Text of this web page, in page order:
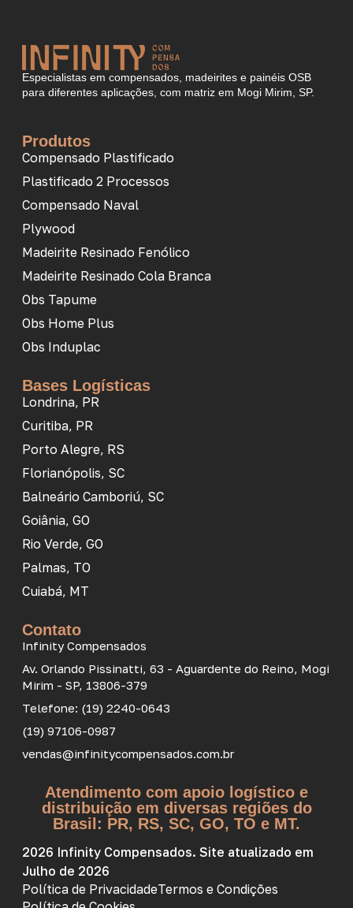
Especialistas em compensados, madeirites e painéis OSB
para diferentes aplicações, com matriz em Mogi Mirim, SP.
Produtos
Compensado Plastificado
Plastificado 2 Processos
Compensado Naval
Plywood
Madeirite Resinado Fenólico
Madeirite Resinado Cola Branca
Obs Tapume
Obs Home Plus
Obs Induplac
Bases Logísticas
Londrina, PR
Curitiba, PR
Porto Alegre, RS
Florianópolis, SC
Balneário Camboriú, SC
Goiânia, GO
Rio Verde, GO
Palmas, TO
Cuiabá, MT
Contato
Infinity Compensados
Av. Orlando Pissinatti, 63 - Aguardente do Reino, Mogi
Mirim - SP, 13806-379
Telefone: (19) 2240-0643
(19) 97106-0987
vendas@infinitycompensados.com.br
Atendimento com apoio logístico e
distribuição em diversas regiões do
Brasil: PR, RS, SC, GO, TO e MT.
2026 Infinity Compensados. Site atualizado em
Julho de 2026
Política de PrivacidadeTermos e Condições